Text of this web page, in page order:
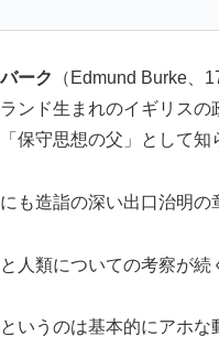
ーク
（Edmund Burke、
ンド生まれのイギリスの
保守思想の父」として知
も造詣の深い出口治明の
人類についての考察が続
いうのは基本的にアホな